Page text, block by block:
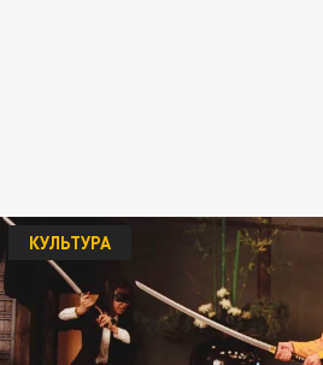
КУЛЬТУРА